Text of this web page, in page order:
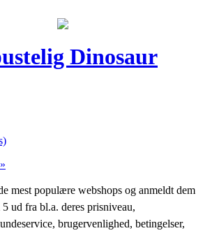
Dinosaur
mest populære webshops og anmeldt dem
ud fra bl.a. deres prisniveau,
brugervenlighed, betingelser,